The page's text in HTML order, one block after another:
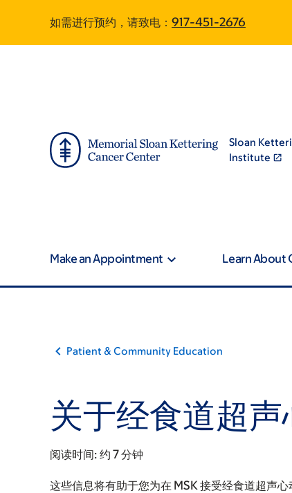
main
footer
如需进行预约，请致电： 917-451-2676
Sloan
Institute
Make an Appointment Learn About
Patient & Community Education
关于经食道超
阅读时间: 约 7 分钟
这些信息将有助于您为在 MSK 接受经食道超声心